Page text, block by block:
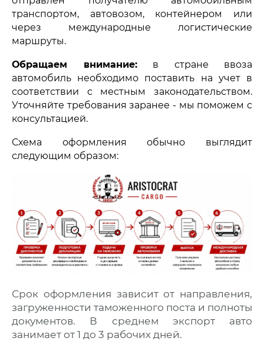
транспортом, автовозом, контейнером или
через международные логистические
маршруты.
Обращаем внимание:в стране ввоза
автомобиль необходимо поставить на учет в
соответствии с местным законодательством.
Уточняйте требования заранее - мы поможем с
консультацией.
Схема оформления обычно выглядит
следующим образом:
Срок оформления зависит от направления,
загруженности таможенного поста и полноты
документов. В среднем экспорт авто
занимает от 1 до 3 рабочих дней.